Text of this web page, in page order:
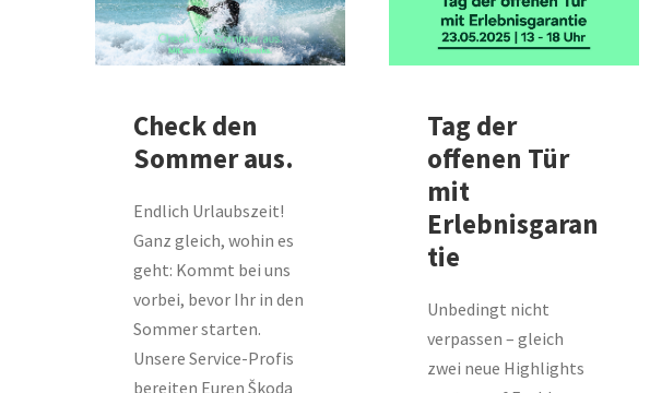
Check den
Sommer aus.
Endlich Urlaubszeit!
Ganz gleich, wohin es
geht: Kommt bei uns
vorbei, bevor Ihr in den
Sommer starten.
Unsere Service-Profis
bereiten Euren Škoda
Tag der
offenen Tür
mit
Erlebnisgaran
tie
Unbedingt nicht
verpassen – gleich
zwei neue Highlights